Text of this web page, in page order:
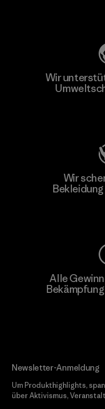
Wir
Wir
Alle
Newsletter-Anmeldung
Um Produkthighlights,
über Aktivismus,